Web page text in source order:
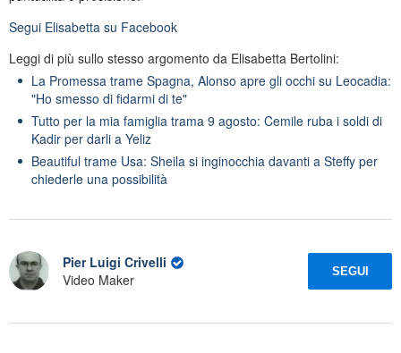
Segui Elisabetta su Facebook
Leggi di più sullo stesso argomento da Elisabetta Bertolini:
La Promessa trame Spagna, Alonso apre gli occhi su Leocadia:
"Ho smesso di fidarmi di te"
Tutto per la mia famiglia trama 9 agosto: Cemile ruba i soldi di
Kadir per darli a Yeliz
Beautiful trame Usa: Sheila si inginocchia davanti a Steffy per
chiederle una possibilità
Pier Luigi Crivelli
Video Maker
SEGUI